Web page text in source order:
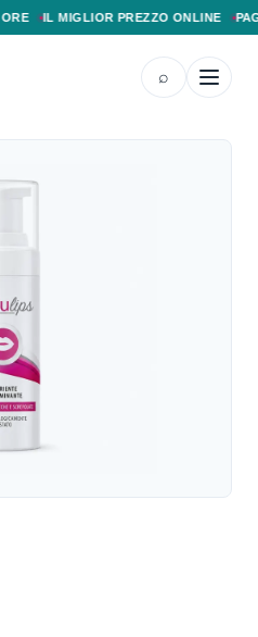
IL MIGLIOR PREZZO ONLINE
⌕